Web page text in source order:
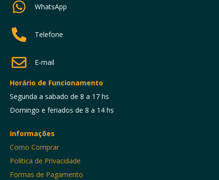
WhatsApp
Telefone
E-mail
Horário de Funcionamento
Segunda a sabado de 8 a 17 hs
Domingo e feriados de 8 a 14 hs
Informações
Como Comprar
Política de Privacidade
Formas de Pagamento